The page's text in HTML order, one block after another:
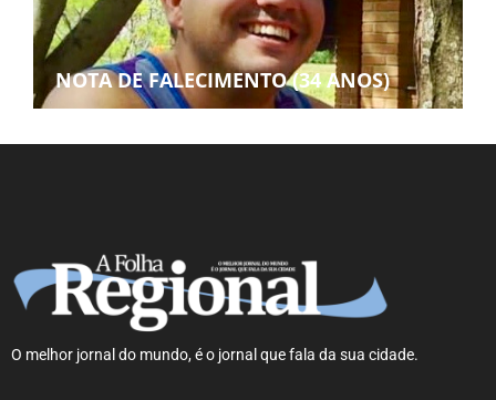
NOTA DE FALECIMENTO (34 ANOS)
O melhor jornal do mundo, é o jornal que fala da sua cidade.